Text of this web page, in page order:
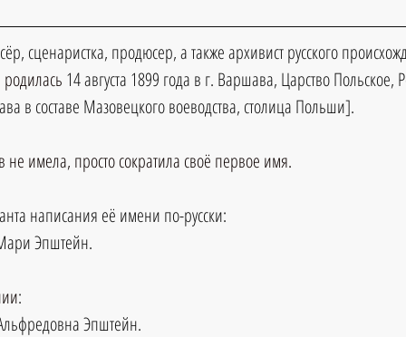
сценаристка, продюсер, а также архивист русского
родилась 14 августа 1899 года в г. Варшава, Царство Польское,
в составе Мазовецкого воеводства, столица Польши].
не имела, просто сократила своё первое имя.
написания её имени по-русски:
Эпштейн.
:
Эпштейн.